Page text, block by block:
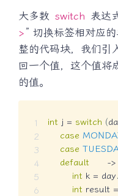
大多数 switch 表达
> ” 切换标签相对应
整的代码块，我们引
回一个值，这个值将
的值。
int j = switch (
case
case
default
->
int k = day.
int result =